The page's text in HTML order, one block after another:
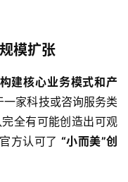
模扩张
建核心业务模式和产
家科技或咨询服务类
全有可能创造出可观
方认可了 “小而美”创